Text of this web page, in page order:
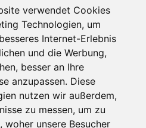
verwendet Cookies
Technologien, um
Internet-Erlebnis
und die Werbung,
besser an Ihre
anzupassen. Diese
nutzen wir außerdem,
zu messen, um zu
woher unsere Besucher
Gewerbetreibende
Investoren